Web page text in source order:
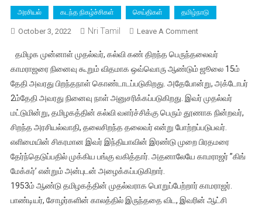
அரசியல் கடந்த நிகழ்ச்சிகள் செய்திகள் தமிழ்நாடு
October 3, 2022 Nri Tamil Leave A CommentOn
முன்னாள்
முதல்வர்
பெருந்தலைவர்
காமராஜர்
நினைவு
தினம்
தமிழக முன்னாள் முதல்வர், கல்வி கண் திறந்த பெருந்தலைவர்
காமராஜரை நினைவு கூறும் விதமாக ஒவ்வொரு ஆண்டும் ஜூலை 15ம்
தேதி அவரது பிறந்தநாள் கொண்டாடப்படுகிறது. அதேபோன்று, அக்டோபர்
2ம்தேதி அவரது நினைவு நாள் அனுசரிக்கப்படுகிறது. இவர் முதல்வர்
மட்டுமின்று, தமிழகத்தின் கல்வி வளர்ச்சிக்கு பெரும் தூணாக நின்றவர்,
சிறந்த அரசியல்வாதி, தலைசிறந்த தலைவர் என்று போற்றப்படுபவர்.
எளிமையின் சிகரமான இவர் இந்தியாவின் இரண்டு முறை பிரதமரை
தேர்ந்தெடுப்பதில் முக்கிய பங்கு வகித்தார். அதனாலேயே காமராஜர் ”கிங்
மேக்கர்’ என்றும் அன்புடன் அழைக்கப்படுகிறார்.
1953ம் ஆண்டு தமிழகத்தின் முதல்வராக பொறுப்பேற்றார் காமராஜர்.
பாண்டியர், சோழர்களின் காலத்தில் இருந்ததை விட, இவரின் ஆட்சி